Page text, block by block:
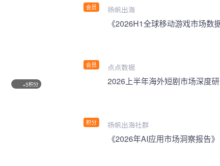
会员 扬帆出海
会员
《2026H1全球移动游戏市场数
点点数据
+5积分
积分
2026上半年海外短剧市场深度
扬帆出海社群
《2026年AI应用市场洞察报告》